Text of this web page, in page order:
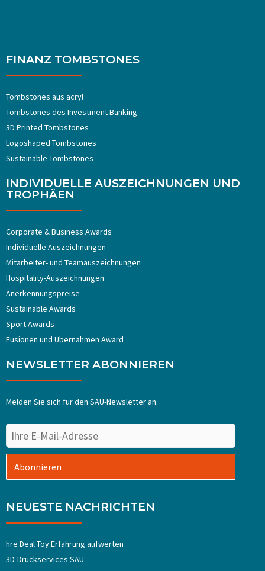
FINANZ TOMBSTONES
Tombstones aus acryl
Tombstones ​​des Investment Banking
3D Printed Tombstones
Logoshaped Tombstones
Sustainable Tombstones
INDIVIDUELLE AUSZEICHNUNGEN UND
TROPHÄEN
Corporate & Business Awards
Individuelle Auszeichnungen
Mitarbeiter- und Teamauszeichnungen
Hospitality-Auszeichnungen
Anerkennungspreise
Sustainable Awards
Sport Awards
Fusionen und Übernahmen Award
NEWSLETTER ABONNIEREN
Melden Sie sich für den SAU-Newsletter an.
Abonnieren
NEUESTE NACHRICHTEN
hre Deal Toy Erfahrung aufwerten
3D-Druckservices SAU